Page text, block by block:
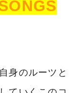
身のルーツと